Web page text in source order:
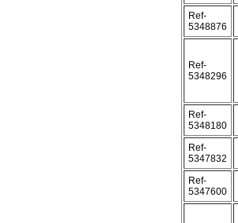
Ref-
5348876
Ref-
5348296
Ref-
5348180
Ref-
5347832
Ref-
5347600